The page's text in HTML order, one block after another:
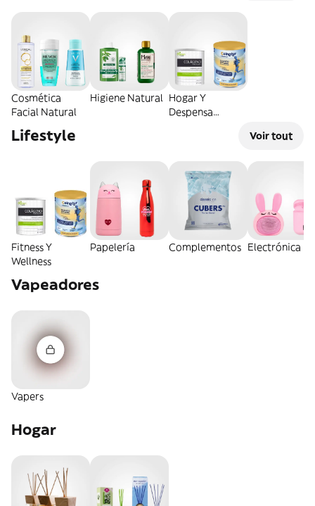
Cosmética
Facial Natural
Higiene Natural Hogar Y
Despensa
Lifestyle Voir tout
Fitness Y
Wellness
Papelería Complementos Electrónica
Vapeadores
Vapers
Hogar